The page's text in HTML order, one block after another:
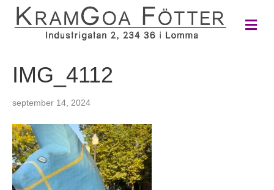
M
e
IMG_4112
september 14, 2024